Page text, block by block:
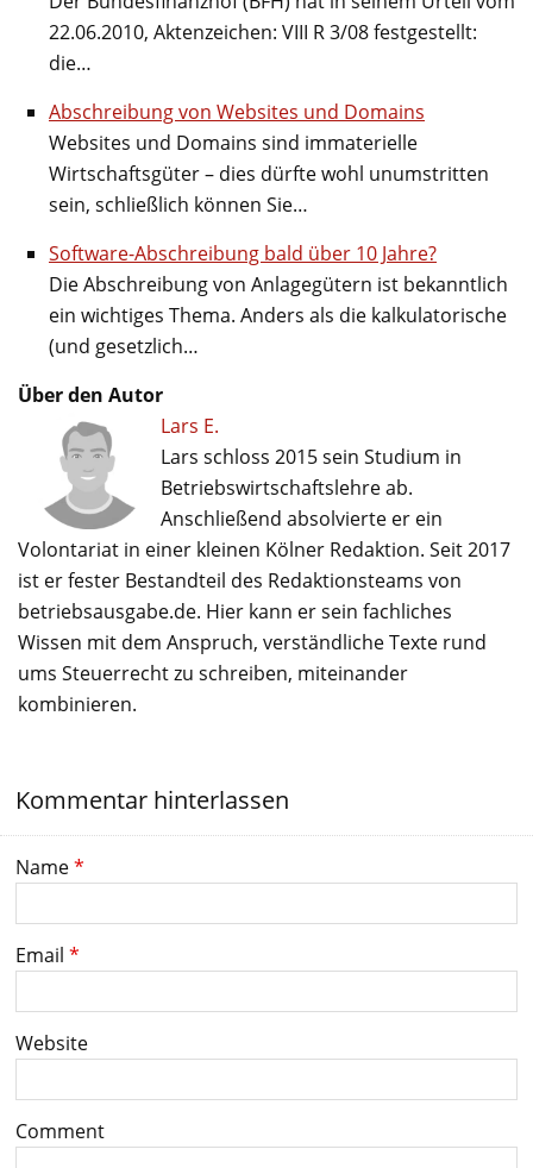
22.06.2010, Aktenzeichen: VIII R 3/08 festgestellt:
die…
Abschreibung von Websites und Domains
Websites und Domains sind immaterielle
Wirtschaftsgüter – dies dürfte wohl unumstritten
sein, schließlich können Sie…
Software-Abschreibung bald über 10 Jahre?
Die Abschreibung von Anlagegütern ist bekanntlich
ein wichtiges Thema. Anders als die kalkulatorische
(und gesetzlich…
Über den Autor
Lars E.
Lars schloss 2015 sein Studium in
Betriebswirtschaftslehre ab.
Anschließend absolvierte er ein
Volontariat in einer kleinen Kölner Redaktion. Seit 2017
ist er fester Bestandteil des Redaktionsteams von
betriebsausgabe.de. Hier kann er sein fachliches
Wissen mit dem Anspruch, verständliche Texte rund
ums Steuerrecht zu schreiben, miteinander
kombinieren.
Kommentar hinterlassen
Name*
Email *
Website
Comment